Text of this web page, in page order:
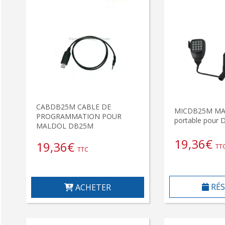
CABDB25M CABLE DE
PROGRAMMATION POUR
MALDOL DB25M
19,36€ TTC
ACHETER
MICDB25M
portable pour
19,36€